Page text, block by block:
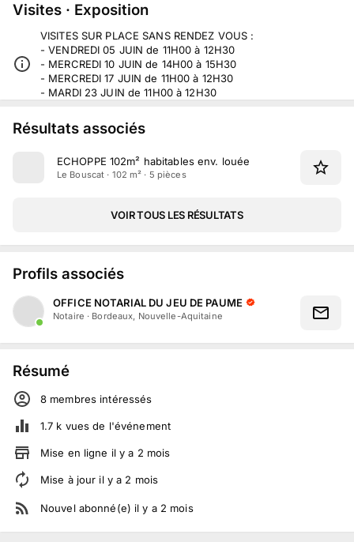
Visites · Exposition
VISITES SUR PLACE SANS RENDEZ VOUS :
- VENDREDI 05 JUIN de 11H00 à 12H30
- MERCREDI 10 JUIN de 14H00 à 15H30
- MERCREDI 17 JUIN de 11H00 à 12H30
- MARDI 23 JUIN de 11H00 à 12H30
Résultats associés
ECHOPPE 102m² habitables env. louée
Le Bouscat · 102 m² · 5 pièces
VOIR TOUS LES RÉSULTATS
Profils associés
OFFICE NOTARIAL DU JEU DE PAUME
Notaire · Bordeaux, Nouvelle-Aquitaine
Résumé
8 membres intéressés
1.7 k vues de l'événement
Mise en ligne il y a 2 mois
Mise à jour il y a 2 mois
Nouvel abonné(e) il y a 2 mois